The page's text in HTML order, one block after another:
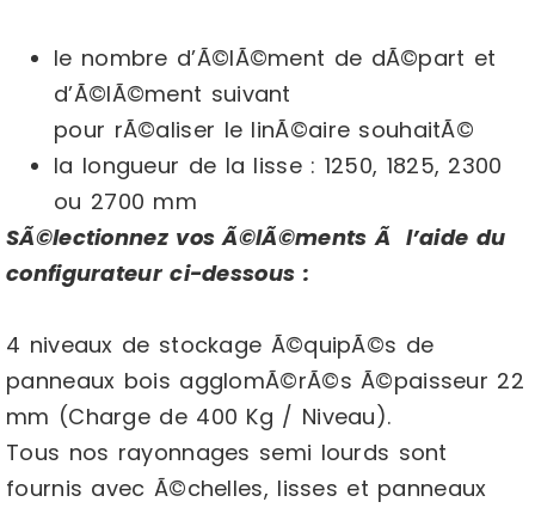
le nombre d’Ã©lÃ©ment de dÃ©part et
d’Ã©lÃ©ment suivant
pour rÃ©aliser le linÃ©aire souhaitÃ©
la longueur de la lisse : 1250, 1825, 2300
ou 2700 mm
SÃ©lectionnez vos Ã©lÃ©ments Ã l’aide du
configurateur ci-dessous :
4 niveaux de stockage Ã©quipÃ©s de
panneaux bois agglomÃ©rÃ©s Ã©paisseur 22
mm (Charge de 400 Kg / Niveau).
Tous nos rayonnages semi lourds sont
fournis avec Ã©chelles, lisses et panneaux